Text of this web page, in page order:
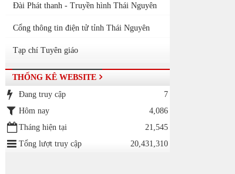
Đài Phát thanh - Truyền hình Thái Nguyên
Cổng thông tin điện tử tỉnh Thái Nguyên
Tạp chí Tuyên giáo
THỐNG KÊ WEBSITE
Đang truy cập
7
Hôm nay
4,086
Tháng hiện tại
21,545
Tổng lượt truy cập
20,431,310